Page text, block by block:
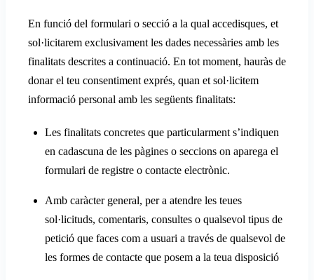
En funció del formulari o secció a la qual accedisques, et
sol·licitarem exclusivament les dades necessàries amb les
finalitats descrites a continuació. En tot moment, hauràs de
donar el teu consentiment exprés, quan et sol·licitem
informació personal amb les següents finalitats:
Les finalitats concretes que particularment s’indiquen
en cadascuna de les pàgines o seccions on aparega el
formulari de registre o contacte electrònic.
Amb caràcter general, per a atendre les teues
sol·licituds, comentaris, consultes o qualsevol tipus de
petició que faces com a usuari a través de qualsevol de
les formes de contacte que posem a la teua disposició